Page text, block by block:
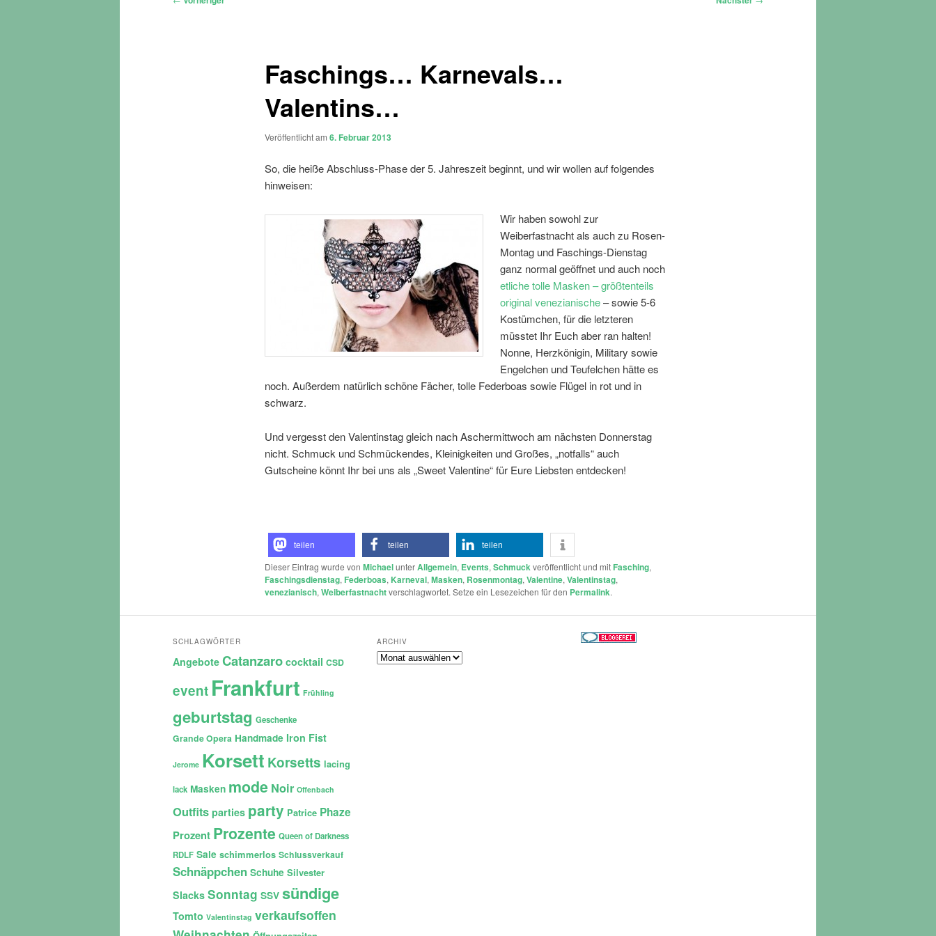
Faschings… Karnevals…
Valentins…
Veröffentlicht am 6. Februar 2013
So, die heiße Abschluss-Phase der 5. Jahreszeit beginnt, und wir wollen auf folgendes
hinweisen:
Wir haben sowohl zur
Weiberfastnacht als auch zu Rosen-
Montag und Faschings-Dienstag
ganz normal geöffnet und auch noch
etliche tolle Masken – größtenteils
original venezianische– sowie 5-6
Kostümchen, für die letzteren
müsstet Ihr Euch aber ran halten!
Nonne, Herzkönigin, Military sowie
Engelchen und Teufelchen hätte es
noch. Außerdem natürlich schöne Fächer, tolle Federboas sowie Flügel in rot und in
schwarz.
Und vergesst den Valentinstag gleich nach Aschermittwoch am nächsten Donnerstag
nicht. Schmuck und Schmückendes, Kleinigkeiten und Großes, „notfalls“ auch
Gutscheine könnt Ihr bei uns als „Sweet Valentine“ für Eure Liebsten entdecken!
teilen teilen teilen
Dieser Eintrag wurde von MichaelunterAllgemein, Events, Schmuck veröffentlicht und mit Fasching,
Faschingsdienstag, Federboas, Karneval, Masken, Rosenmontag, Valentine, Valentinstag,
venezianisch, Weiberfastnachtverschlagwortet. Setze ein Lesezeichen für den Permalink.
SCHLAGWÖRTER
Angebote Catanzaro cocktail CSD
event Frankfurt Frühling
geburtstag Geschenke
Grande Opera Handmade Iron Fist
Jerome Korsett Korsetts lacing
lack Masken mode Noir Offenbach
Outfits parties party Patrice Phaze
Prozent Prozente Queen of Darkness
RDLF Sale schimmerlos Schlussverkauf
Schnäppchen Schuhe Silvester
Slacks Sonntag SSV sündige
Tomto Valentinstag verkaufsoffen
ARCHIV
Archiv